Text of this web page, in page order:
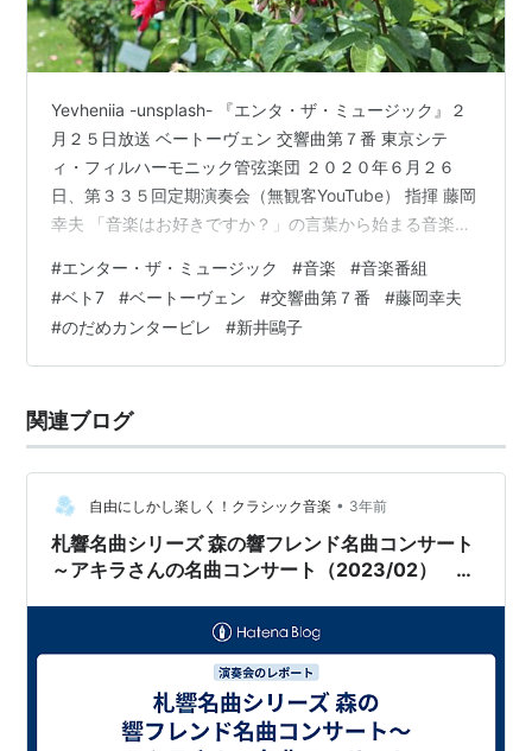
Yevheniia -unsplash- 『エンタ・ザ・ミュージック』２
月２５日放送 ベートーヴェン 交響曲第７番 東京シテ
ィ・フィルハーモニック管弦楽団 ２０２０年６月２６
日、第３３５回定期演奏会（無観客YouTube） 指揮 藤岡
幸夫 「音楽はお好きですか？」の言葉から始まる音楽番
角谷暁子。 今回は２０２１年２月２６日に放送した分の
再放送。 この回の時のアナウンサーは繁田美貴。ゲスト
は音楽構成作家の新井鷗子。 リハーサルと本番をトピッ
クで取り上げる。 第一楽章 新井：リズムの曲と言われて
ゃ…
#エンター・ザ・ミュージック #音楽 #音楽番組
#ベト7 #ベートーヴェン #交響曲第７番 #藤岡幸夫
#のだめカンタービレ #新井鷗子
関連ブログ
自由にしかし楽しく！クラシック音楽 • 3年前
札響名曲シリーズ 森の響フレンド名曲コンサート
～アキラさんの名曲コンサート（2023/02） レ